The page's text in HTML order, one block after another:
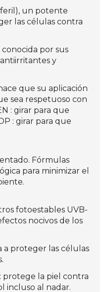
un potente
las células contra
por sus
y
que su aplicación
sea respetuoso con
: girar para que
: girar para que
Fórmulas
para minimizar el
fotoestables UVB-
nocivos de los
a proteger las células
: protege la piel contra
incluso al nadar.